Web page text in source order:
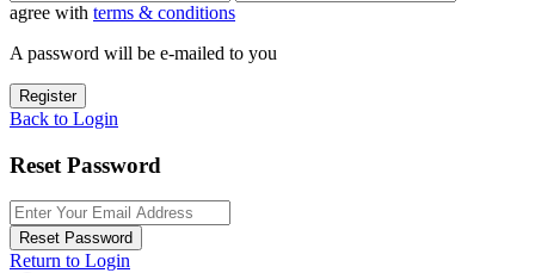
agree with terms & conditions
A password will be e-mailed to you
Register
Back to Login
Reset Password
Reset Password
Return to Login